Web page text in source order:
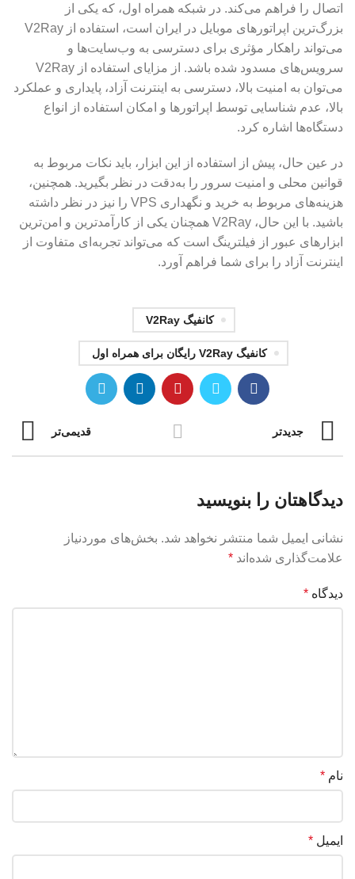
اتصال را فراهم می‌کند. در شبکه همراه اول، که یکی از
بزرگ‌ترین اپراتورهای موبایل در ایران است، استفاده از V2Ray
می‌تواند راهکار مؤثری برای دسترسی به وب‌سایت‌ها و
سرویس‌های مسدود شده باشد. از مزایای استفاده از V2Ray
می‌توان به امنیت بالا، دسترسی به اینترنت آزاد، پایداری و عملکرد
بالا، عدم شناسایی توسط اپراتورها و امکان استفاده از انواع
دستگاه‌ها اشاره کرد.
در عین حال، پیش از استفاده از این ابزار، باید نکات مربوط به
قوانین محلی و امنیت سرور را به‌دقت در نظر بگیرید. همچنین،
هزینه‌های مربوط به خرید و نگهداری VPS را نیز در نظر داشته
باشید. با این حال، V2Ray همچنان یکی از کارآمدترین و امن‌ترین
ابزارهای عبور از فیلترینگ است که می‌تواند تجربه‌ای متفاوت از
اینترنت آزاد را برای شما فراهم آورد.
کانفیگ V2Ray
کانفیگ V2Ray رایگان برای همراه اول
جدیدتر قدیمی‌تر
دیدگاهتان را بنویسید
نشانی ایمیل شما منتشر نخواهد شد. بخش‌های موردنیاز
علامت‌گذاری شده‌اند *
دیدگاه *
نام *
ایمیل *